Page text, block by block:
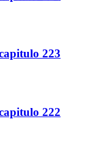
223
222